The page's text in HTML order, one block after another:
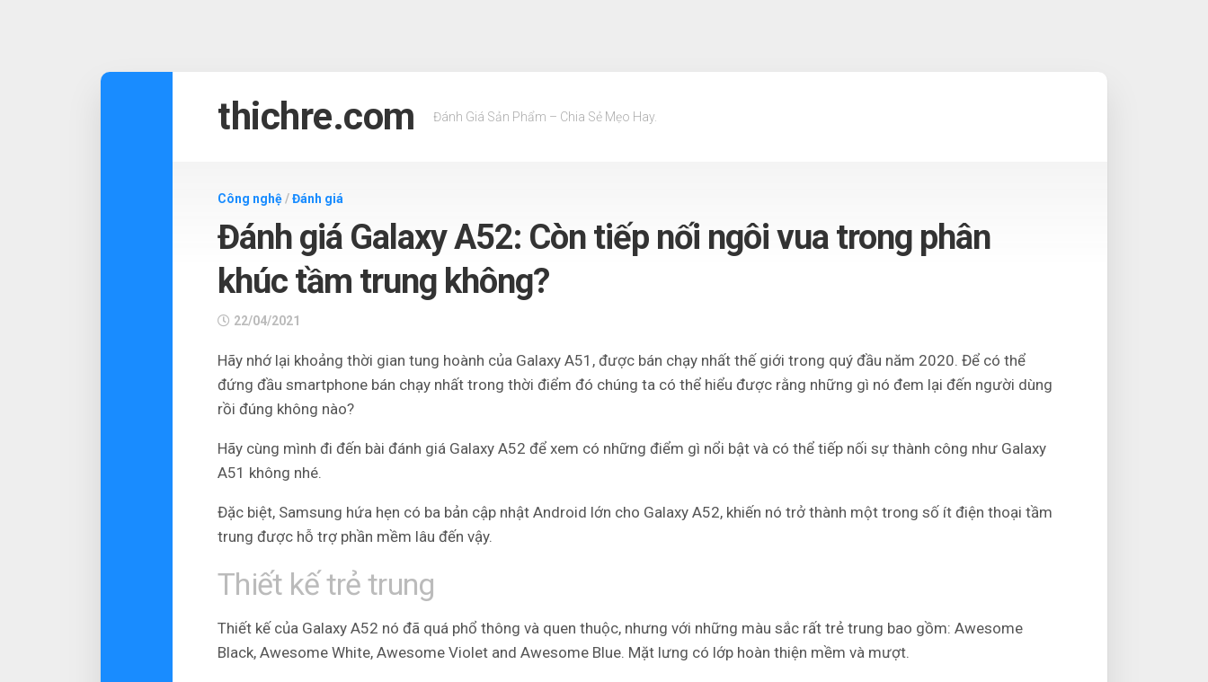
thichre.com Đánh Giá Sản Phẩm – Chia Sẻ Mẹo Hay.
Công nghệ/Đánh giá
Đánh giá Galaxy A52: Còn tiếp nối ngôi vua trong phân
khúc tầm trung không?
22/04/2021
Hãy nhớ lại khoảng thời gian tung hoành của Galaxy A51, được bán chạy nhất thế giới trong quý đầu năm 2020. Để có thể
đứng đầu smartphone bán chạy nhất trong thời điểm đó chúng ta có thể hiểu được rằng những gì nó đem lại đến người dùng
rồi đúng không nào?
Hãy cùng mình đi đến bài đánh giá Galaxy A52 để xem có những điểm gì nổi bật và có thể tiếp nối sự thành công như Galaxy
A51 không nhé.
Đặc biệt, Samsung hứa hẹn có ba bản cập nhật Android lớn cho Galaxy A52, khiến nó trở thành một trong số ít điện thoại tầm
trung được hỗ trợ phần mềm lâu đến vậy.
Thiết kế trẻ trung
Thiết kế của Galaxy A52 nó đã quá phổ thông và quen thuộc, nhưng với những màu sắc rất trẻ trung bao gồm: Awesome
Black, Awesome White, Awesome Violet and Awesome Blue. Mặt lưng có lớp hoàn thiện mềm và mượt.